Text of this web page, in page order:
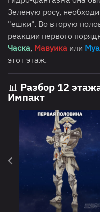
Зеленую росу,
"ешки". Во вторую
реакции первого
Часка, Мавуика или
этот этаж.
📊 Разбор 12
Импакт